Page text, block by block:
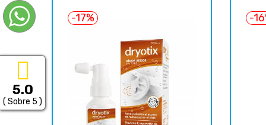
-17% -
5.0
( Sobre 5 )